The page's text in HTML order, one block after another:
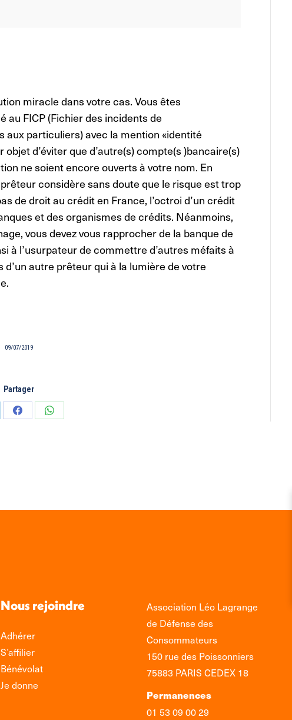
miracle dans votre cas. Vous êtes
au FICP (Fichier des incidents de
particuliers) avec la mention «identité
d’éviter que d’autre(s) compte(s )bancaire(s)
ne soient encore ouverts à votre nom. En
considère sans doute que le risque est trop
de droit au crédit en France, l’octroi d’un crédit
et des organismes de crédits. Néanmoins,
vous devez vous rapprocher de la banque de
à l’usurpateur de commettre d’autres méfaits à
autre prêteur qui à la lumière de votre
09/07/2019
Partager
PartagerPartager
Nous rejoindre
Adhérer
S’affilier
Bénévolat
Je donne
Association Léo Lagrange
de Défense des
Consommateurs
150 rue des Poissonniers
75883 PARIS CEDEX 18
Permanences
01 53 09 00 29